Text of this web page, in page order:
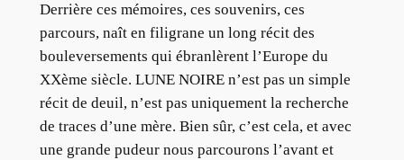
Derrière ces mémoires, ces souvenirs, ces
parcours, naît en filigrane un long récit des
bouleversements qui ébranlèrent l’Europe du
XXème siècle. LUNE NOIRE n’est pas un simple
récit de deuil, n’est pas uniquement la recherche
de traces d’une mère. Bien sûr, c’est cela, et avec
une grande pudeur nous parcourons l’avant et